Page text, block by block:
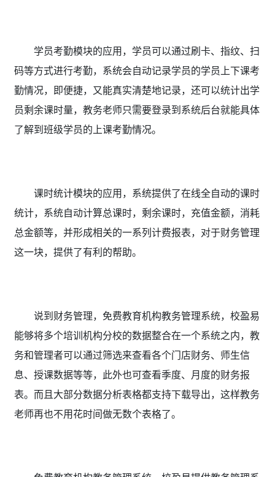
学员考勤模块的应用，学员可以通过刷卡、指纹、扫
码等方式进行考勤，系统会自动记录学员的学员上下课考
勤情况，即便捷，又能真实清楚地记录，还可以统计出学
员剩余课时量，教务老师只需要登录到系统后台就能具体
了解到班级学员的上课考勤情况。
课时统计模块的应用，系统提供了在线全自动的课时
统计，系统自动计算总课时，剩余课时，充值金额，消耗
总金额等，并形成相关的一系列计费报表，对于财务管理
这一块，提供了有利的帮助。
说到财务管理，免费教育机构教务管理系统， 校盈易
能够将多个培训机构分校的数据整合在一个系统之内，教
务和管理者可以通过筛选来查看各个门店财务、师生信
息、授课数据等等，此外也可查看季度、月度的财务报
表。而且大部分数据分析表格都支持下载导出，这样教务
老师再也不用花时间做无数个表格了。